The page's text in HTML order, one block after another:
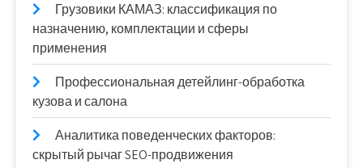
Грузовики КАМАЗ: классификация по
назначению, комплектации и сферы
применения
Профессиональная детейлинг-обработка
кузова и салона
Аналитика поведенческих факторов:
скрытый рычаг SEO-продвижения